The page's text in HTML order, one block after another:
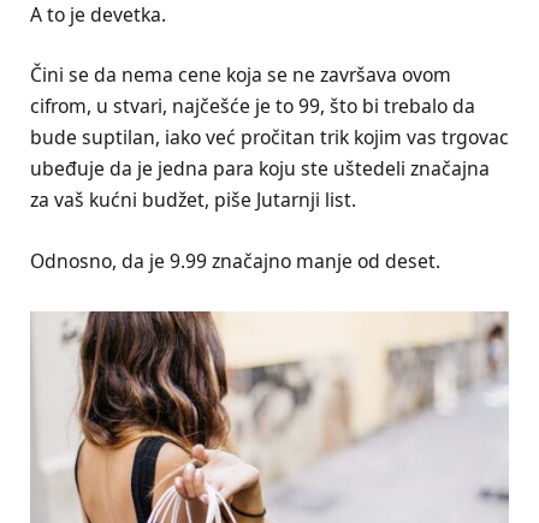
A to je devetka.
Čini se da nema cene koja se ne završava ovom
cifrom, u stvari, najčešće je to 99, što bi trebalo da
bude suptilan, iako već pročitan trik kojim vas trgovac
ubeđuje da je jedna para koju ste uštedeli značajna
za vaš kućni budžet, piše Jutarnji list.
Odnosno, da je 9.99 značajno manje od deset.